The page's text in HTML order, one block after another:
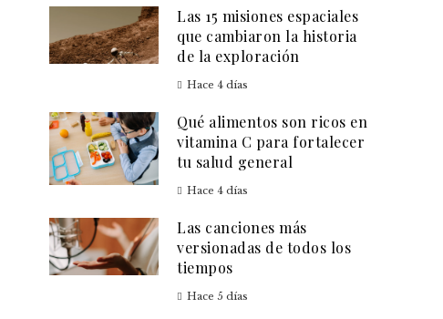
Las 15 misiones espaciales
que cambiaron la historia
de la exploración
Hace 4 días
Qué alimentos son ricos en
vitamina C para fortalecer
tu salud general
Hace 4 días
Las canciones más
versionadas de todos los
tiempos
Hace 5 días